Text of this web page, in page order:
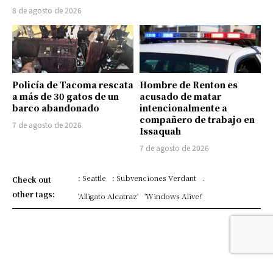
8 de agosto de 2026
Policía de Tacoma rescata
a más de 30 gatos de un
barco abandonado
7 de agosto de 2026
Hombre de Renton es
acusado de matar
intencionalmente a
compañero de trabajo en
Issaquah
7 de agosto de 2026
Check out
other tags:
: Seattle : Subvenciones Verdant
.
'Alligato Alcatraz'
'Windows Alive!'